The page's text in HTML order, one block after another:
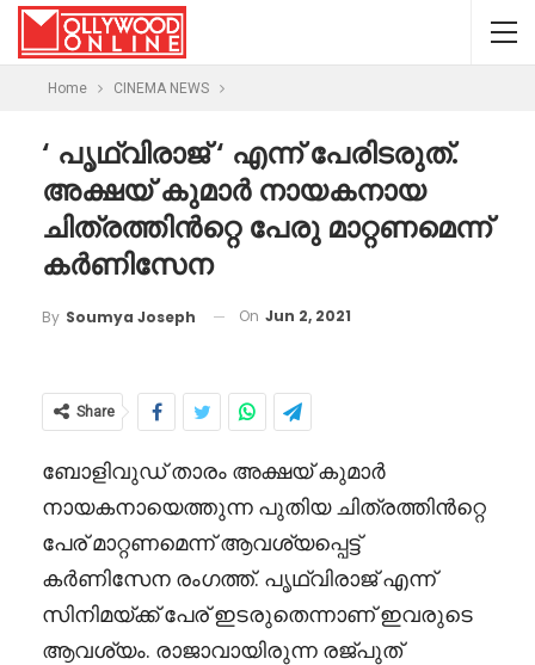
Home CINEMA NEWS
‘ പൃഥ്വിരാജ് ‘ എന്ന് പേരിടരുത്.
അക്ഷയ് കുമാർ നായകനായ
ചിത്രത്തിൻറ്റെ പേരു മാറ്റണമെന്ന്
കർണിസേന
By Soumya Joseph On Jun 2, 2021
Share
ബോളിവുഡ് താരം അക്ഷയ് കുമാർ
നായകനായെത്തുന്ന പുതിയ ചിത്രത്തിൻറ്റെ
പേര് മാറ്റണമെന്ന് ആവശ്യപ്പെട്ട്
കർണിസേന രംഗത്ത്. പൃഥ്വിരാജ് എന്ന്
സിനിമയ്ക്ക് പേര് ഇടരുതെന്നാണ് ഇവരുടെ
ആവശ്യം. രാജാവായിരുന്ന രജ്പുത്